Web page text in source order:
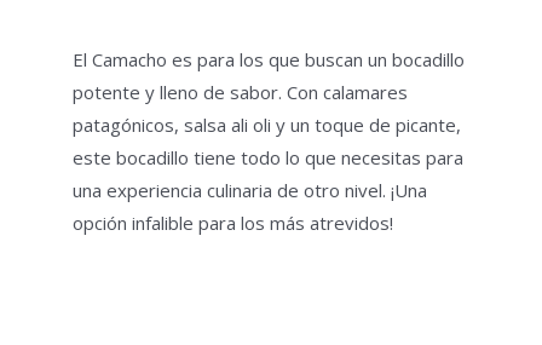
El Camacho es para los que buscan un bocadillo
potente y lleno de sabor. Con calamares
patagónicos, salsa ali oli y un toque de picante,
este bocadillo tiene todo lo que necesitas para
una experiencia culinaria de otro nivel. ¡Una
opción infalible para los más atrevidos!